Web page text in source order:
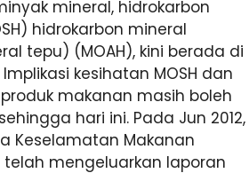
mineral, hidrokarbon
hidrokarbon mineral
tepu) (MOAH), kini berada di
kesihatan MOSH dan
makanan masih boleh
hari ini. Pada Jun 2012,
Keselamatan Makanan
telah mengeluarkan laporan